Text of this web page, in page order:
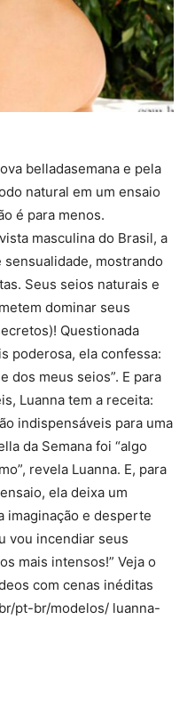
belladasemana e pela
natural em um ensaio
é para menos.
masculina do Brasil, a
mostrando
Seus seios naturais e
dominar seus
Questionada
poderosa, ela confessa:
dos meus seios”. E para
Luanna tem a receita:
indispensáveis para uma
da Semana foi “algo
revela Luanna. E, para
ela deixa um
imaginação e desperte
vou incendiar seus
mais intensos!” Veja o
com cenas inéditas
pt-br/modelos/ luanna-